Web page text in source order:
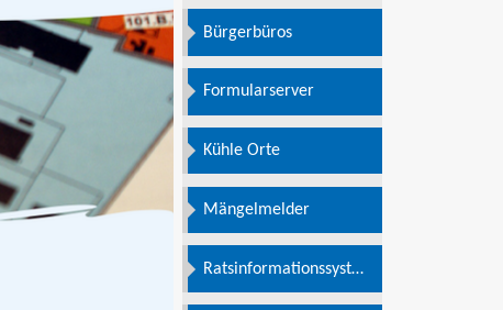
Bürgerbüros
Formularserver
Kühle Orte
Mängelmelder
Ratsinformationssystem